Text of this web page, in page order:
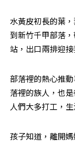
水黃皮初長的葉
到新竹千甲部落
站，出口兩排迎
部落裡的熱心推
落裡的族人，也
人們大多打工，
孩子知道，離開